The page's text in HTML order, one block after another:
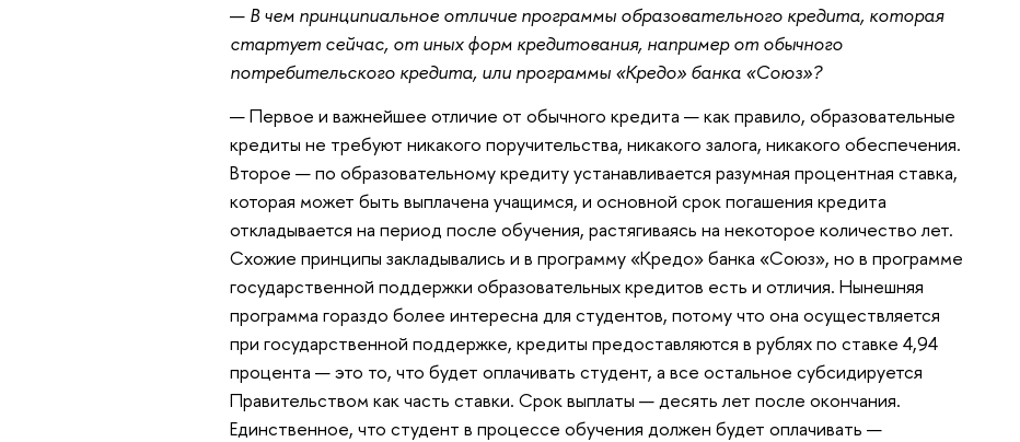
—В чем принципиальное отличие программы образовательного кредита, которая
стартует сейчас, от иных форм кредитования, например от обычного
потребительского кредита, или программы «Кредо» банка «Союз»?
— Первое и важнейшее отличие от обычного кредита — как правило, образовательные
кредиты не требуют никакого поручительства, никакого залога, никакого обеспечения.
Второе — по образовательному кредиту устанавливается разумная процентная ставка,
которая может быть выплачена учащимся, и основной срок погашения кредита
откладывается на период после обучения, растягиваясь на некоторое количество лет.
Схожие принципы закладывались и в программу «Кредо» банка «Союз», но в программе
государственной поддержки образовательных кредитов есть и отличия. Нынешняя
программа гораздо более интересна для студентов, потому что она осуществляется
при государственной поддержке, кредиты предоставляются в рублях по ставке 4,94
процента — это то, что будет оплачивать студент, а все остальное субсидируется
Правительством как часть ставки. Срок выплаты — десять лет после окончания.
Единственное, что студент в процессе обучения должен будет оплачивать —